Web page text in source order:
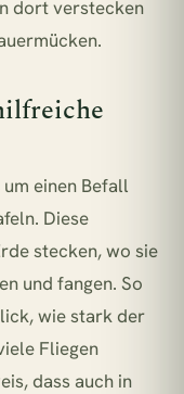
dort verstecken
einen Befall
Diese
stecken, wo sie
und fangen. So
wie stark der
Fliegen
dass auch in